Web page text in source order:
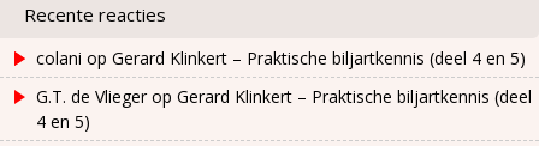
Recente reacties
colani op Gerard Klinkert – Praktische biljartkennis (deel 4 en 5)
G.T. de Vliegerop Gerard Klinkert – Praktische biljartkennis (deel
4 en 5)